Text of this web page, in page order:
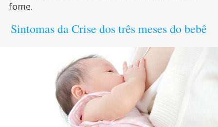
fome.
Sintomas da Crise dos três meses do bebê